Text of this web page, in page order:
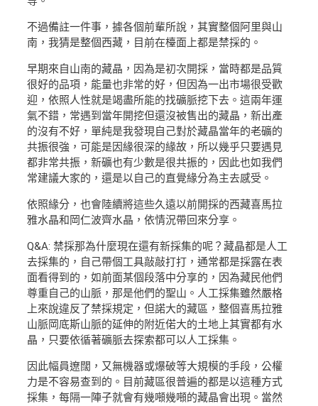
不過備註一件事，據各個前輩所說，其實整個阿里與山
南，我猜是整個西藏，目前在檯面上都是禁採的。
早期來自山南的藏晶，因為是初次開採，當時都是品質
很好的品項，能量也非常的好，但因為一出市場很受歡
迎，依照人性就是竭盡所能的找礦脈挖下去。這兩年運
氣不錯，常遇到當年開挖但還沒被售出的藏晶，新出產
的沒有不好，單純是我發現自己對於藏晶當年的老礦的
共振很強，可能是因緣很深的緣故，所以幾乎只要遇見
都非常共振，新礦也有少數是很共振的，因此也如我們
常建議大家的，還是以自己的直覺緣分為主去感受。
依照緣分，也會陸續將這些久遠以前開採的西藏喜馬拉
雅水晶和岡仁波齊水晶，依情況帶回來分享。
Q&A: 禁採那為什麼現在還有新採集的呢？藏晶都是人工
去採集的，自己帶個工具敲敲打打，通常都是採露在表
面看得到的，如前面某個段落中分享的，因為藏民他們
尊重自己的山脈，那是他們的聖山。人工採集雖然嚴格
上來說違反了禁採規定，但諾大的藏區，整個喜馬拉雅
山脈岡底斯山脈的延伸的附近偌大的土地上其實都有水
晶，只要依循著礦脈去探索都可以人工採集。
因此幅員遼闊，又無機器或爆破等大規模的手段，公權
力是不容易查到的。目前藏區很普遍的都是以這種方式
採集，每隔一陣子就會有幾噸幾噸的藏晶會出現。當然